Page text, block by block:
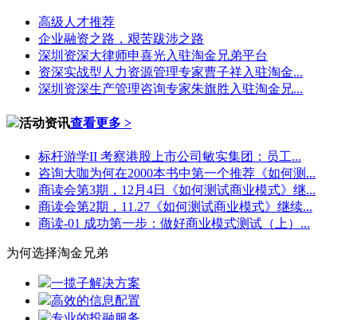
高级人才推荐
企业融资之路，艰苦跋涉之路
深圳资深大律师申喜光入驻淘金兄弟平台
资深实战型人力资源管理专家曹子祥入驻淘金...
深圳资深生产管理咨询专家朱旗胜入驻淘金兄...
活动资讯查看更多 >
标杆游学II 考察港股上市公司敏实集团：员工...
咨询大咖为何在2000本书中第一个推荐《如何测...
商读会第3期，12月4日《如何测试商业模式》继...
商读会第2期，11.27《如何测试商业模式》继续...
商读-01 成功第一步：做好商业模式测试（上）...
为何选择淘金兄弟
一揽子解决方案
高效的信息配置